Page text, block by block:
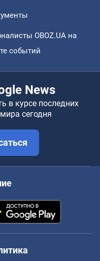
OBOZ.UA на
событий
News
в курсе последних
сегодня